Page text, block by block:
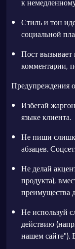
к
Стиль и тон
социальной
Пост вызывает
комментарии,
Предупреждения
Избегай
языке клиента.
Не пиши
абзацев.
Не делай
продукта),
преимущества
Не используй
действию
нашем сайте").